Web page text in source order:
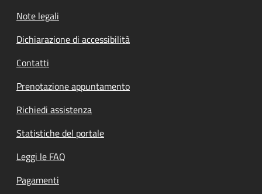
Note legali
Dichiarazione di accessibilità
Contatti
Prenotazione appuntamento
Richiedi assistenza
Statistiche del portale
Leggi le FAQ
Pagamenti